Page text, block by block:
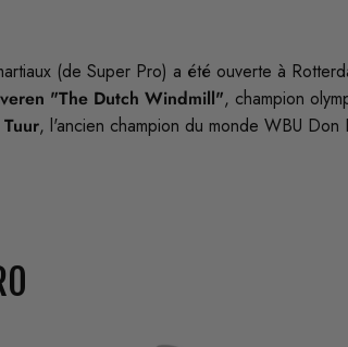
(de Super Pro) a été ouverte à
"The Dutch Windmill", champion
, l'ancien champion du monde WBU